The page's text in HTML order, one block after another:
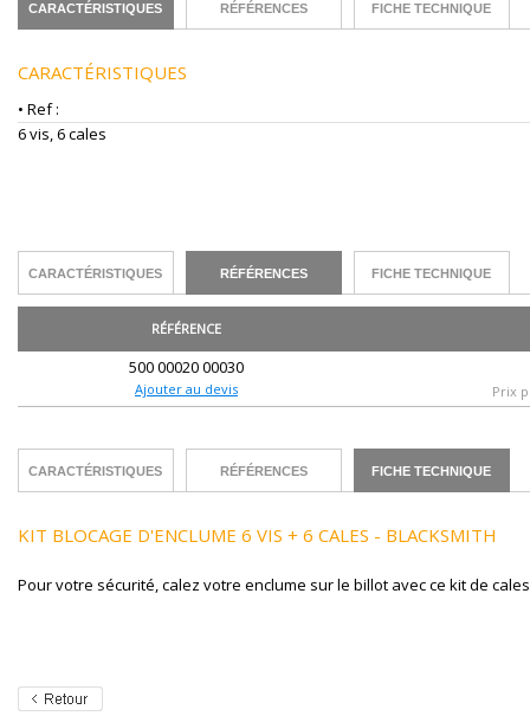
CARACTÉRISTIQUES RÉFÉRENCES FICHE TECHNIQUE
CARACTÉRISTIQUES
• Ref :
6 vis, 6 cales
CARACTÉRISTIQUES RÉFÉRENCES FICHE TECHNIQUE
RÉFÉRENCE
500 00020 00030
Ajouter au devis Prix
CARACTÉRISTIQUES RÉFÉRENCES FICHE TECHNIQUE
KIT BLOCAGE D'ENCLUME 6 VIS + 6 CALES - BLACKSMITH
Pour votre sécurité, calez votre enclume sur le billot avec ce kit de